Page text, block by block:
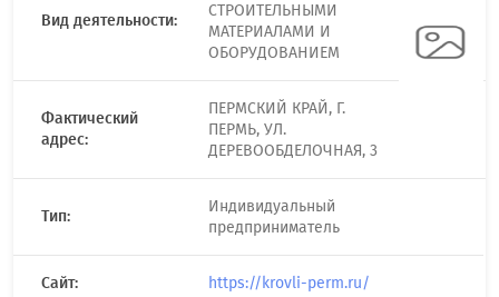
Вид деятельности:
СТРОИТЕЛЬНЫМИ
МАТЕРИАЛАМИ И
ОБОРУДОВАНИЕМ
Фактический
адрес:
ПЕРМСКИЙ КРАЙ, Г.
ПЕРМЬ, УЛ.
ДЕРЕВООБДЕЛОЧНАЯ, 3
Тип:
Индивидуальный
предприниматель
Сайт: https://krovli-perm.ru/